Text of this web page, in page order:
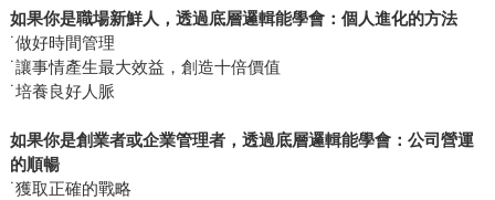
如果你是職場新鮮人，透過底層邏輯能學會：個人進化的方法
˙做好時間管理
˙讓事情產生最大效益，創造十倍價值
˙培養良好人脈
如果你是創業者或企業管理者，透過底層邏輯能學會：公司營運
的順暢
˙獲取正確的戰略